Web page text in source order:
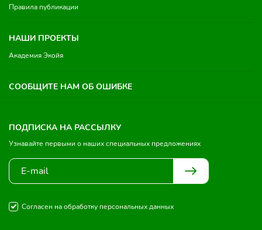
Правила публикации
НАШИ ПРОЕКТЫ
Академия Экойя
СООБЩИТЕ НАМ ОБ ОШИБКЕ
ПОДПИСКА НА РАССЫЛКУ
Узнавайте первыми о наших специальных предложениях
Согласен на обработку персональных данных